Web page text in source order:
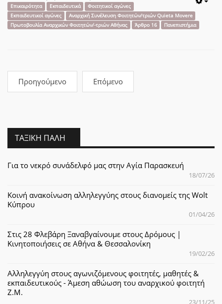
Επικαιρότητα Εκπαιδευτικά
Φοιτητικοί αγώνες
Εκπαιδευτικοί αγώνες
Αναρχική Συνέλευση Φοιτητών/τριών Quieta Movere
Πρωτοβουλία Αναρχικών Φοιτητών/-τριών Αθήνας
Άρθρο 16 Πανεπιστήμια
Προηγούμενο Επόμενο
ΤΑΞΙΚΉ ΠΆΛΗ
Για το νεκρό συνάδελφό μας στην Αγία Παρασκευή
18/07/26
Κοινή ανακοίνωση αλληλεγγύης στους διανομείς της Wolt
Κύπρου
01/04/26
Στις 28 Φλεβάρη Ξαναβγαίνουμε στους Δρόμους |
Κινητοποιήσεις σε Αθήνα & Θεσσαλονίκη
19/02/26
Αλληλεγγύη στους αγωνιζόμενους φοιτητές, μαθητές &
εκπαιδευτικούς - Άμεση αθώωση του αναρχικού φοιτητή
Ζ.Μ.
23/11/25